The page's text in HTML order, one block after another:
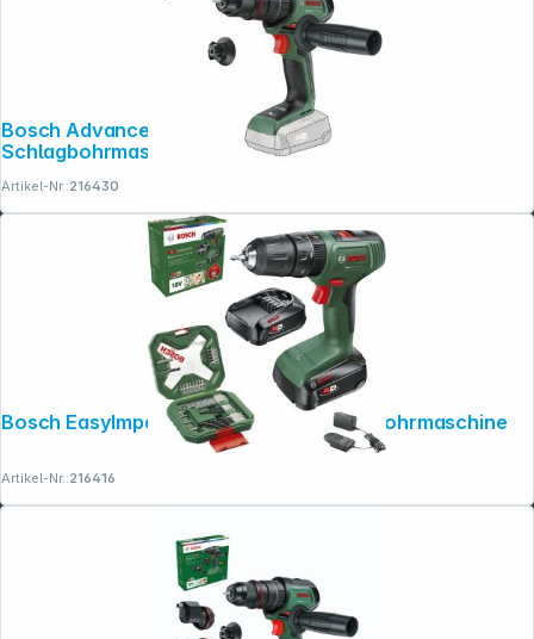
Bosch AdvancedImpact 18V-80 Akku-
Schlagbohrmaschine
Artikel-Nr.:216430
Bosch EasyImpact 18V-40 Akku-Schlagbohrmaschine
Artikel-Nr.:216416
Folgen Sie uns auf